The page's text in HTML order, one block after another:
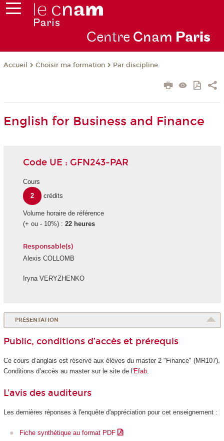
Centre Cnam Paris
Accueil Choisir ma formation Par discipline
English for Business and Finance
Code UE : GFN243-PAR
Cours
2
crédits
Volume horaire de référence
(+ ou - 10%) : 22 heures
Responsable(s)
Alexis COLLOMB
Iryna VERYZHENKO
PRÉSENTATION
Public, conditions d’accès et prérequis
Ce cours d’anglais est réservé aux élèves du master 2 "Finance" (MR107).
Conditions d’accès au master sur le site de l'Efab.
L'avis des auditeurs
Les dernières réponses à l'enquête d'appréciation pour cet enseignement :
Fiche synthétique au format PDF